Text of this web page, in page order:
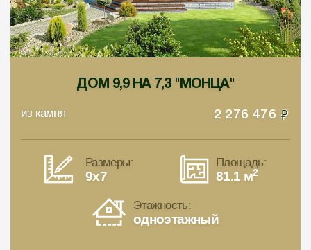
ДОМ 9,9 НА 7,3 "МОНЦА"
из камня 2 276 476
Размеры:
9x7
Площадь:
81.1 м2
Этажность:
одноэтажный